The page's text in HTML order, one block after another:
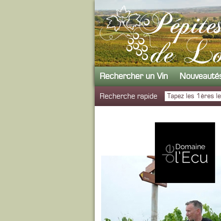
Rechercher un Vin
Recherche rapide